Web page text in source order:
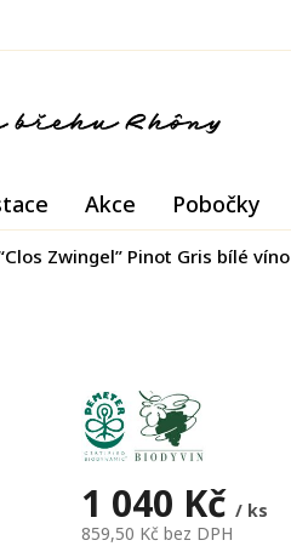
Akce Pobočky
Zwingel” Pinot Gris bílé víno
1 040 Kč / ks
859,50 Kč bez DPH